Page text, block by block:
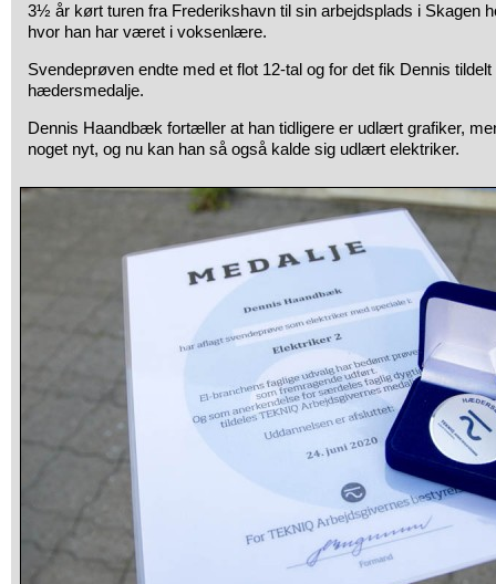
3½ år kørt turen fra Frederikshavn til sin arbejdsplads i Skagen
hvor han har været i voksenlære.
Svendeprøven endte med et flot 12-tal og for det fik Dennis
hædersmedalje.
Dennis Haandbæk fortæller at han tidligere er udlært grafiker,
noget nyt, og nu kan han så også kalde sig udlært elektriker.